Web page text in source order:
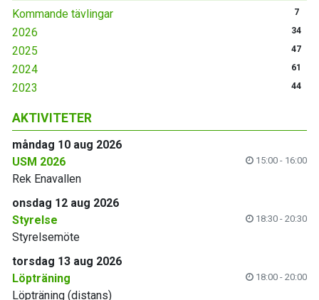
Kommande tävlingar 7
2026 34
2025 47
2024 61
2023 44
AKTIVITETER
måndag 10 aug 2026
USM 2026
15:00 - 16:00
Rek Enavallen
onsdag 12 aug 2026
Styrelse
18:30 - 20:30
Styrelsemöte
torsdag 13 aug 2026
Löpträning
18:00 - 20:00
Löpträning (distans)